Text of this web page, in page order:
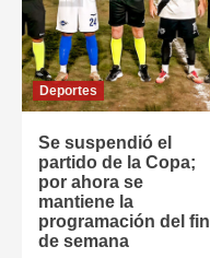
Deportes
Se suspendió el
partido de la Copa;
por ahora se
mantiene la
programación del fin
de semana